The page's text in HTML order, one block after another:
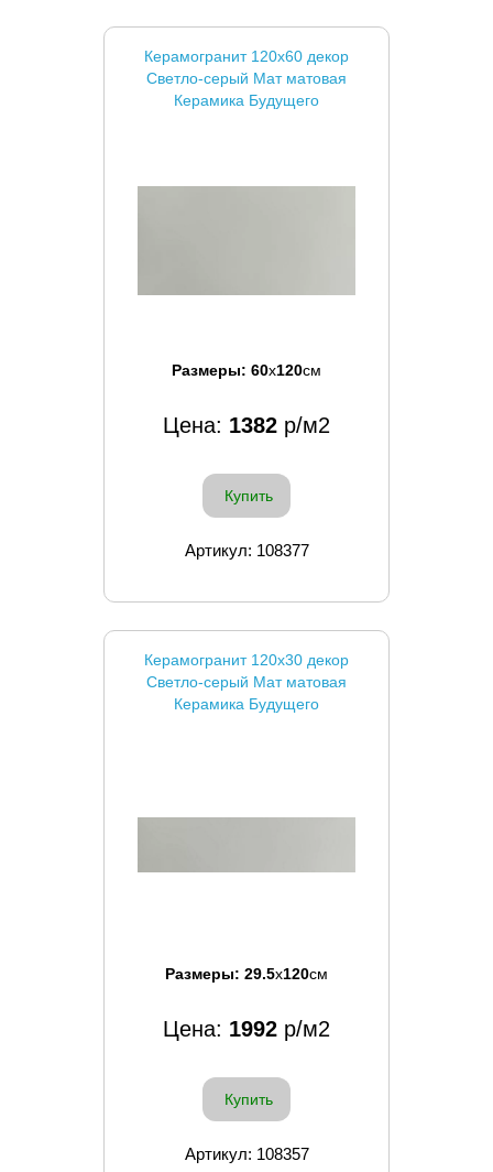
Керамогранит 120x60 декор
Светло-серый Мат матовая
Керамика Будущего
Размеры: 60x120см
Цена: 1382 р/м2
Купить
Артикул: 108377
Керамогранит 120x30 декор
Светло-серый Мат матовая
Керамика Будущего
Размеры: 29.5x120см
Цена: 1992 р/м2
Купить
Артикул: 108357